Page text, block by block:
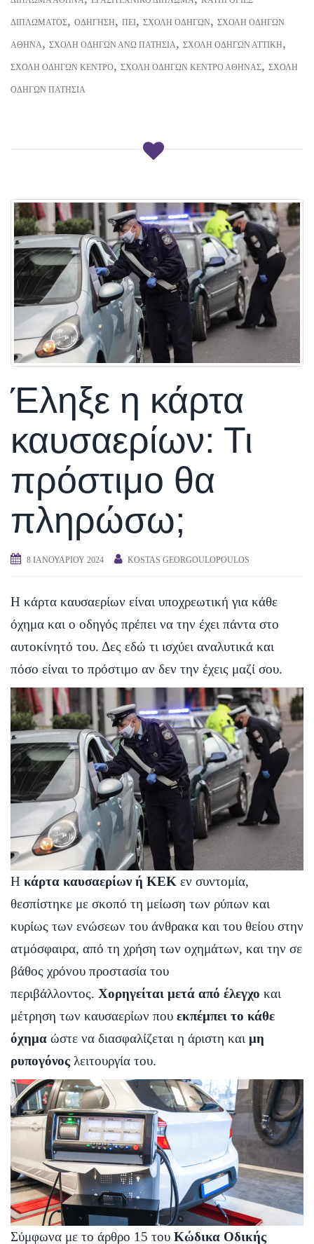
ΔΙΠΛΏΜΑΤΟΣ, ΟΔΉΓΗΣΗ, ΠΕΙ, ΣΧΟΛΉ ΟΔΗΓΏΝ, ΣΧΟΛΉ ΟΔΗΓΏΝ
ΑΘΉΝΑ, ΣΧΟΛΉ ΟΔΗΓΏΝ ΆΝΩ ΠΑΤΉΣΙΑ, ΣΧΟΛΉ ΟΔΗΓΏΝ ΑΤΤΙΚΉ,
ΣΧΟΛΉ ΟΔΗΓΏΝ ΚΈΝΤΡΟ, ΣΧΟΛΉ ΟΔΗΓΏΝ ΚΈΝΤΡΟ ΑΘΉΝΑΣ, ΣΧΟΛΉ
ΟΔΗΓΏΝ ΠΑΤΉΣΙΑ
Έληξε η κάρτα
καυσαερίων: Τι
πρόστιμο θα
πληρώσω;
8 ΙΑΝΟΥΑΡΊΟΥ 2024 KOSTAS GEORGOULOPOULOS
Η κάρτα καυσαερίων είναι υποχρεωτική για κάθε
όχημα και ο οδηγός πρέπει να την έχει πάντα στο
αυτοκίνητό του. Δες εδώ τι ισχύει αναλυτικά και
πόσο είναι το πρόστιμο αν δεν την έχεις μαζί σου.
Η κάρτα καυσαερίων ή ΚΕΚ εν συντομία,
θεσπίστηκε με σκοπό τη μείωση των ρύπων και
κυρίως των ενώσεων του άνθρακα και του θείου στην
ατμόσφαιρα, από τη χρήση των οχημάτων, και την σε
βάθος χρόνου προστασία του
περιβάλλοντος. Χορηγείται μετά από έλεγχο και
μέτρηση των καυσαερίων που εκπέμπει το κάθε
όχημα ώστε να διασφαλίζεται η άριστη και μη
ρυπογόνος λειτουργία του.
Σύμφωνα με το άρθρο 15 του Κώδικα Οδικής